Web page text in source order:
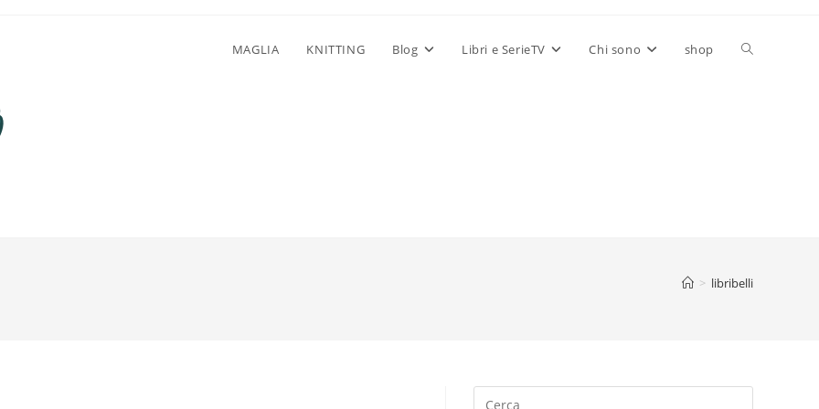
MAGLIA KNITTING Blog Libri e SerieTV Chi sono shop Attiva/
web
> libribelli